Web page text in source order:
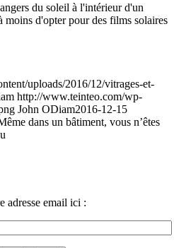
du soleil à l'intérieur d'un
moins d'opter pour des films solaires
uploads/2016/12/vitrages-et-
http://www.teinteo.com/wp-
John ODiam2016-12-15
dans un bâtiment, vous n’êtes
adresse email ici :